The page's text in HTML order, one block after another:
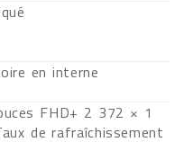
en interne
FHD+ 2 372 × 1
de rafraîchissement